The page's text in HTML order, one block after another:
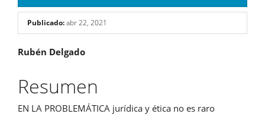
Publicado:abr 22, 2021
Contenido
principal
del
Rubén Delgado
Resumen
EN LA PROBLEMÁTICA jurídica y ética no es raro